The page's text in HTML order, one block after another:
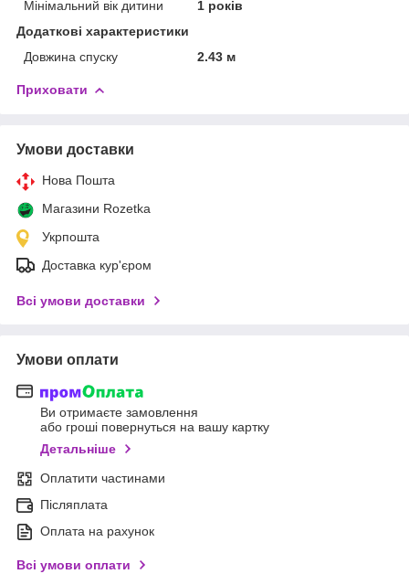
Мінімальний вік дитини
1 років
Додаткові характеристики
Довжина спуску
2.43 м
Приховати
Умови доставки
Нова Пошта
Магазини Rozetka
Укрпошта
Доставка кур'єром
Всі умови доставки
Умови оплати
Ви отримаєте замовлення
або гроші повернуться на вашу картку
Детальніше
Оплатити частинами
Післяплата
Оплата на рахунок
Всі умови оплати